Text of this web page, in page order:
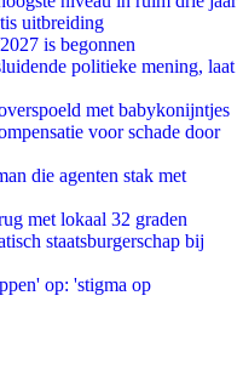
uitbreiding
is begonnen
politieke mening, laat
met babykonijntjes
voor schade door
die agenten stak met
met lokaal 32 graden
staatsburgerschap bij
op: 'stigma op